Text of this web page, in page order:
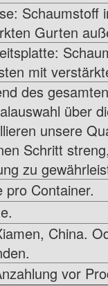
Schaumstoff
Gurten
mit
des
über
unsere
Schritt
zu
pro Container.
China.
vor